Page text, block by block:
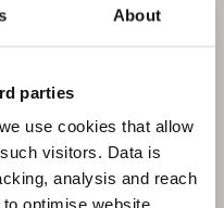
About
parties
use cookies that allow
visitors. Data is
analysis and reach
optimise website
Noi di